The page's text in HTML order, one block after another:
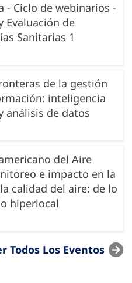
- Ciclo de webinarios -
Evaluación de
Sanitarias 1
de la gestión
inteligencia
análisis de datos
del Aire
e impacto en la
calidad del aire: de lo
hiperlocal
Todos Los Eventos